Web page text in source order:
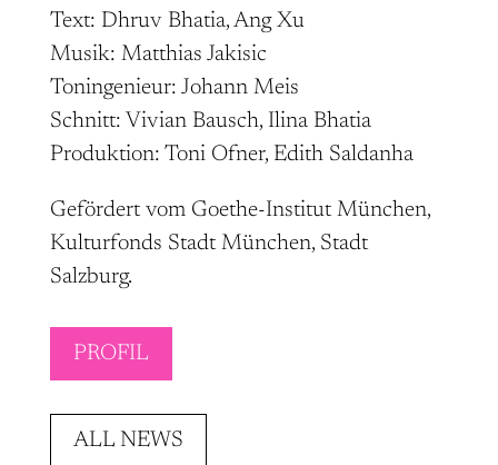
Text: Dhruv Bhatia, Ang Xu
Musik: Matthias Jakisic
Toningenieur: Johann Meis
Schnitt: Vivian Bausch, Ilina Bhatia
Produktion: Toni Ofner, Edith Saldanha
Gefördert vom Goethe-Institut München,
Kulturfonds Stadt München, Stadt
Salzburg.
PROFIL
ALL NEWS